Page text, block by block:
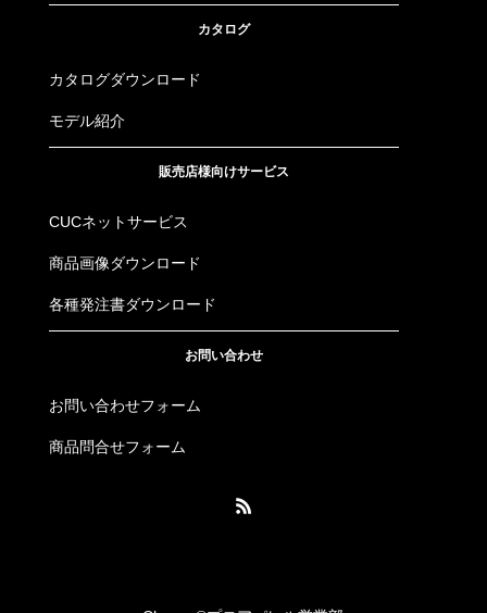
カタログ
カタログダウンロード
モデル紹介
販売店様向けサービス
CUCネットサービス
商品画像ダウンロード
各種発注書ダウンロード
お問い合わせ
お問い合わせフォーム
商品問合せフォーム